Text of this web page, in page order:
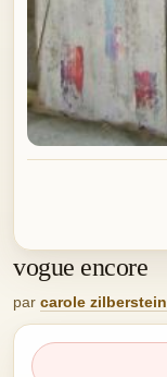
vogue encore
par carole zilberstein